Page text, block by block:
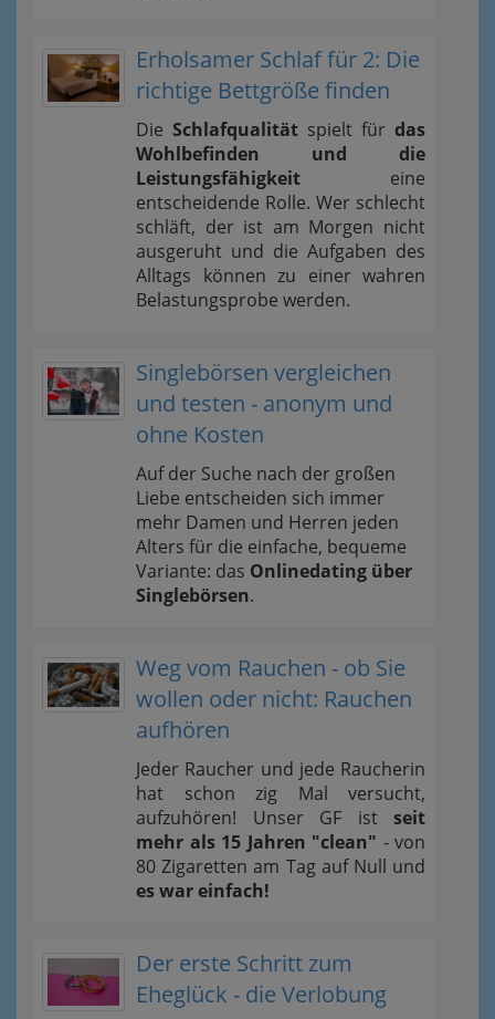
Erholsamer Schlaf für 2: Die
richtige Bettgröße finden
Die Schlafqualität spielt für das
Wohlbefinden und die
Leistungsfähigkeit eine
entscheidende Rolle. Wer schlecht
schläft, der ist am Morgen nicht
ausgeruht und die Aufgaben des
Alltags können zu einer wahren
Belastungsprobe werden.
Singlebörsen vergleichen
und testen - anonym und
ohne Kosten
Auf der Suche nach der großen
Liebe entscheiden sich immer
mehr Damen und Herren jeden
Alters für die einfache, bequeme
Variante: das Onlinedating über
Singlebörsen.
Weg vom Rauchen - ob Sie
wollen oder nicht: Rauchen
aufhören
Jeder Raucher und jede Raucherin
hat schon zig Mal versucht,
aufzuhören! Unser GF ist seit
mehr als 15 Jahren "clean" - von
80 Zigaretten am Tag auf Null und
es war einfach!
Der erste Schritt zum
Eheglück - die Verlobung